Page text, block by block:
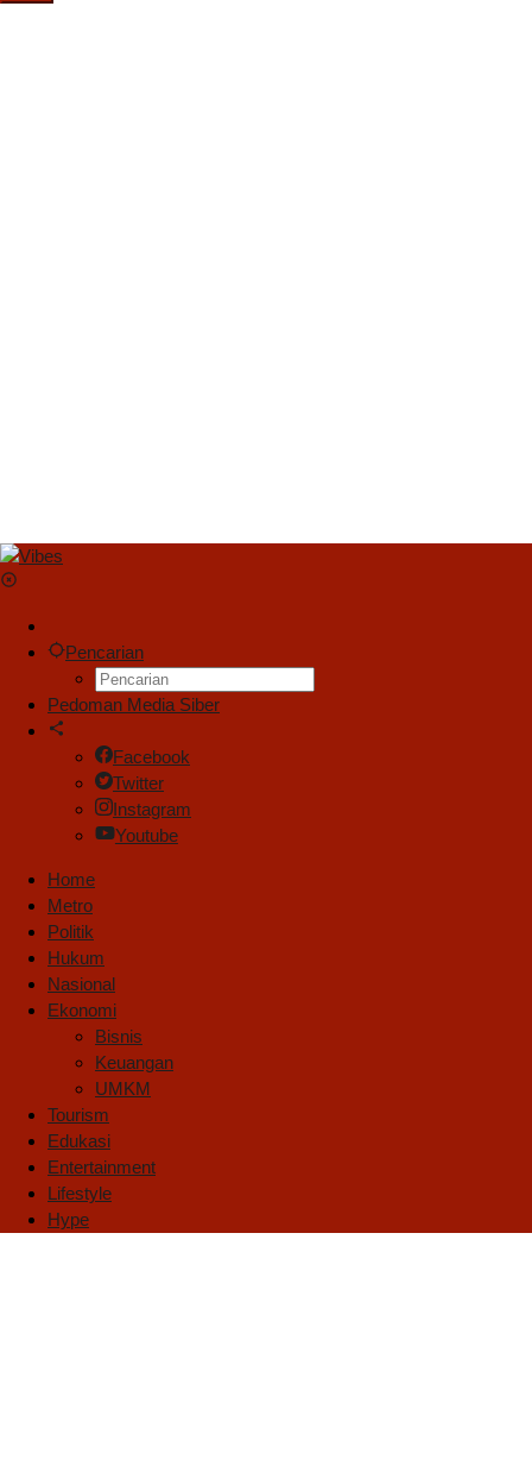
Pencarian
Pedoman Media Siber
Facebook
Twitter
Instagram
Youtube
Home
Metro
Politik
Hukum
Nasional
Ekonomi
Bisnis
Keuangan
UMKM
Tourism
Edukasi
Entertainment
Lifestyle
Hype